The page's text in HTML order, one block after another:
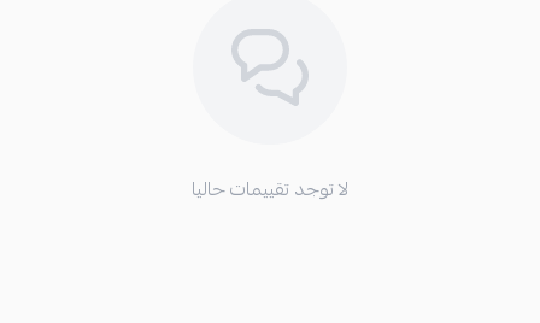
لا توجد تقييمات حاليا